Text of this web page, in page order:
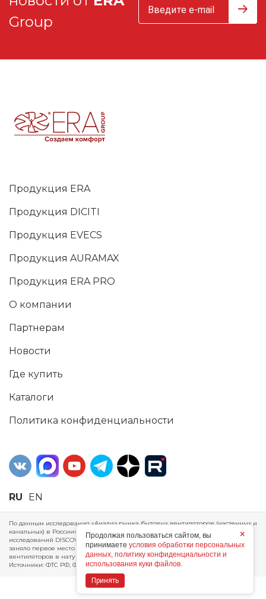
Group
Продукция ERA
Продукция DICITI
Продукция EVECS
Продукция AURAMAX
Продукция ERA PRO
О компании
Партнерам
Новости
Где купить
Каталоги
Политика конфиденциальности
RU EN
По данным исследования «Анализ рынка бытовых вентиляторов (настенных и
канальных) в России», проведенного Агентством маркетинговых
исследований DISCOVERY RESEARCH Group, 2025 г. ERA Group (ООО «ЭРА»)
заняло первое место по производству, объему продаж и экспорту бытовых
вентиляторов в натуральном и стоимостном выражении за 2024 год.
Источники: ФТС РФ, ФСГС РФ, исследования DISCOVERY RESEARCH Group.
×
Продолжая пользоваться сайтом, вы
принимаете условия обработки персональных
данных, политику конфиденциальности и
использования куки файлов.
Принять